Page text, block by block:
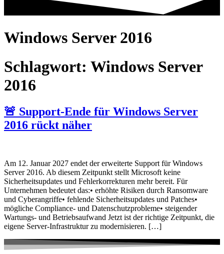
Windows Server 2016
Schlagwort: Windows Server
2016
🚨 Support-Ende für Windows Server
2016 rückt näher
Am 12. Januar 2027 endet der erweiterte Support für Windows
Server 2016. Ab diesem Zeitpunkt stellt Microsoft keine
Sicherheitsupdates und Fehlerkorrekturen mehr bereit. Für
Unternehmen bedeutet das:• erhöhte Risiken durch Ransomware
und Cyberangriffe• fehlende Sicherheitsupdates und Patches•
mögliche Compliance- und Datenschutzprobleme• steigender
Wartungs- und Betriebsaufwand Jetzt ist der richtige Zeitpunkt, die
eigene Server-Infrastruktur zu modernisieren. […]